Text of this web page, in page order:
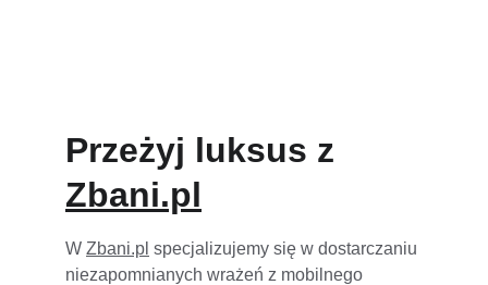
Przeżyj luksus z
Zbani.pl
W Zbani.pl specjalizujemy się w dostarczaniu
niezapomnianych wrażeń z mobilnego